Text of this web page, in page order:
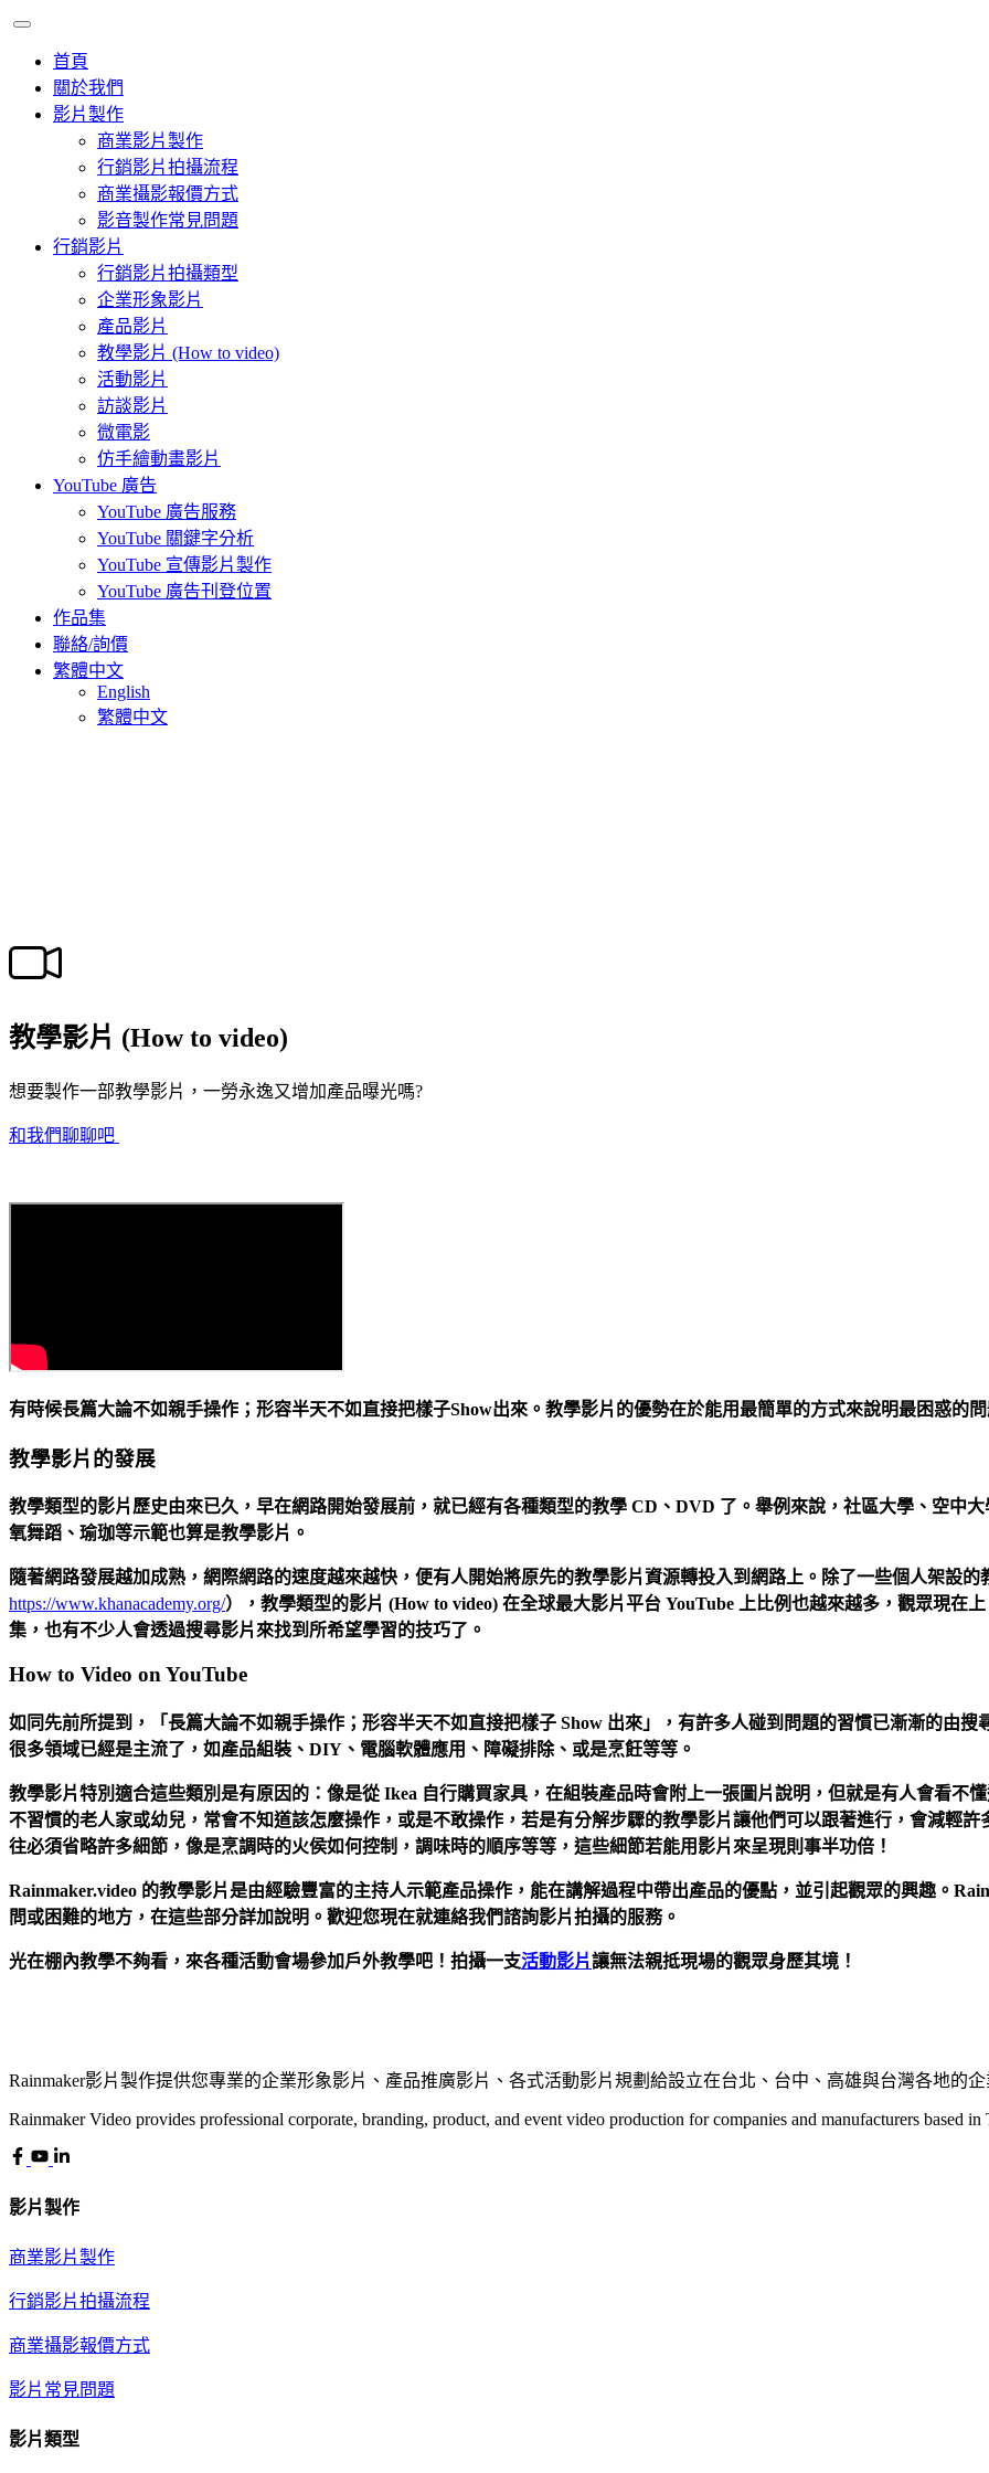
首頁
關於我們
影片製作
商業影片製作
行銷影片拍攝流程
商業攝影報價方式
影音製作常見問題
行銷影片
行銷影片拍攝類型
企業形象影片
產品影片
教學影片 (How to video)
活動影片
訪談影片
微電影
仿手繪動畫影片
YouTube 廣告
YouTube 廣告服務
YouTube 關鍵字分析
YouTube 宣傳影片製作
YouTube 廣告刊登位置
作品集
聯絡/詢價
繁體中文
English
繁體中文
教學影片 (How to video)
想要製作一部教學影片，一勞永逸又增加產品曝光嗎?
和我們聊聊吧
有時候長篇大論不如親手操作；形容半天不如直接把樣子Show出來。教學影片的優勢在於能用最簡單的方式來說明最困惑的
教學影片的發展
教學類型的影片歷史由來已久，早在網路開始發展前，就已經有各種類型的教學 CD、DVD 了。舉例來說，社區大學、空中
氧舞蹈、瑜珈等示範也算是教學影片。
隨著網路發展越加成熟，網際網路的速度越來越快，便有人開始將原先的教學影片資源轉投入到網路上。除了一些個人架設
https://www.khanacademy.org/），教學類型的影片 (How to video) 在全球最大影片平台 YouTube 上比例也越來越多，觀眾現在
集，也有不少人會透過搜尋影片來找到所希望學習的技巧了。
How to Video on YouTube
如同先前所提到，「長篇大論不如親手操作；形容半天不如直接把樣子 Show 出來」，有許多人碰到問題的習慣已漸漸的由搜
很多領域已經是主流了，如產品組裝、DIY、電腦軟體應用、障礙排除、或是烹飪等等。
教學影片特別適合這些類別是有原因的：像是從 Ikea 自行購買家具，在組裝產品時會附上一張圖片說明，但就是有人會看不
不習慣的老人家或幼兒，常會不知道該怎麼操作，或是不敢操作，若是有分解步驟的教學影片讓他們可以跟著進行，會減輕
往必須省略許多細節，像是烹調時的火侯如何控制，調味時的順序等等，這些細節若能用影片來呈現則事半功倍！
Rainmaker.video 的教學影片是由經驗豐富的主持人示範產品操作，能在講解過程中帶出產品的優點，並引起觀眾的興趣。
問或困難的地方，在這些部分詳加說明。歡迎您現在就連絡我們諮詢影片拍攝的服務。
光在棚內教學不夠看，來各種活動會場參加戶外教學吧！拍攝一支活動影片讓無法親抵現場的觀眾身歷其境！
Rainmaker影片製作提供您專業的企業形象影片、產品推廣影片、各式活動影片規劃給設立在台北、台中、高雄與台灣各地的
Rainmaker Video provides professional corporate, branding, product, and event video production for companies and manufacturers based
影片製作
商業影片製作
行銷影片拍攝流程
商業攝影報價方式
影片常見問題
影片類型